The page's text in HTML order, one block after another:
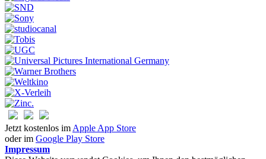
Jetzt kostenlos im Apple App Store
oder im Google Play Store
Impressum